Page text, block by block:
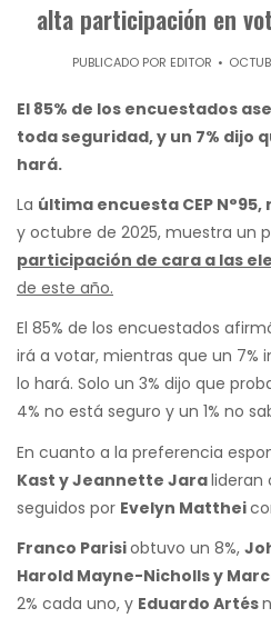
alta participación en
PUBLICADO POR EDITOR
El 85% de los encuestados
toda seguridad, y un 7% dijo
hará.
La última encuesta CEP N°95, r
y octubre de 2025, muestra un
participación de cara a las
de este año.
El 85% de los encuestados
irá a votar, mientras que un 7%
lo hará. Solo un 3% dijo que
4% no está seguro y un 1% no
En cuanto a la preferencia
Kast y Jeannette Jaralideran
seguidos por Evelyn Matthei
Franco Parisiobtuvo un 8%,
Harold Mayne-Nicholls y
2% cada uno, y Eduardo Artés